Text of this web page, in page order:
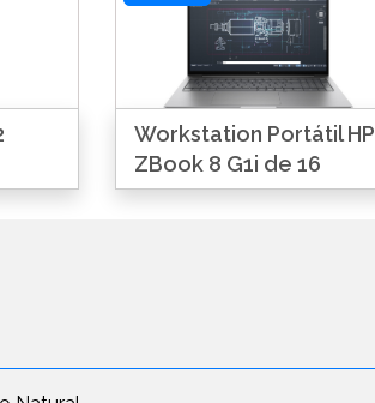
Workstation Portátil HP
ZBook 8 G1i de 16